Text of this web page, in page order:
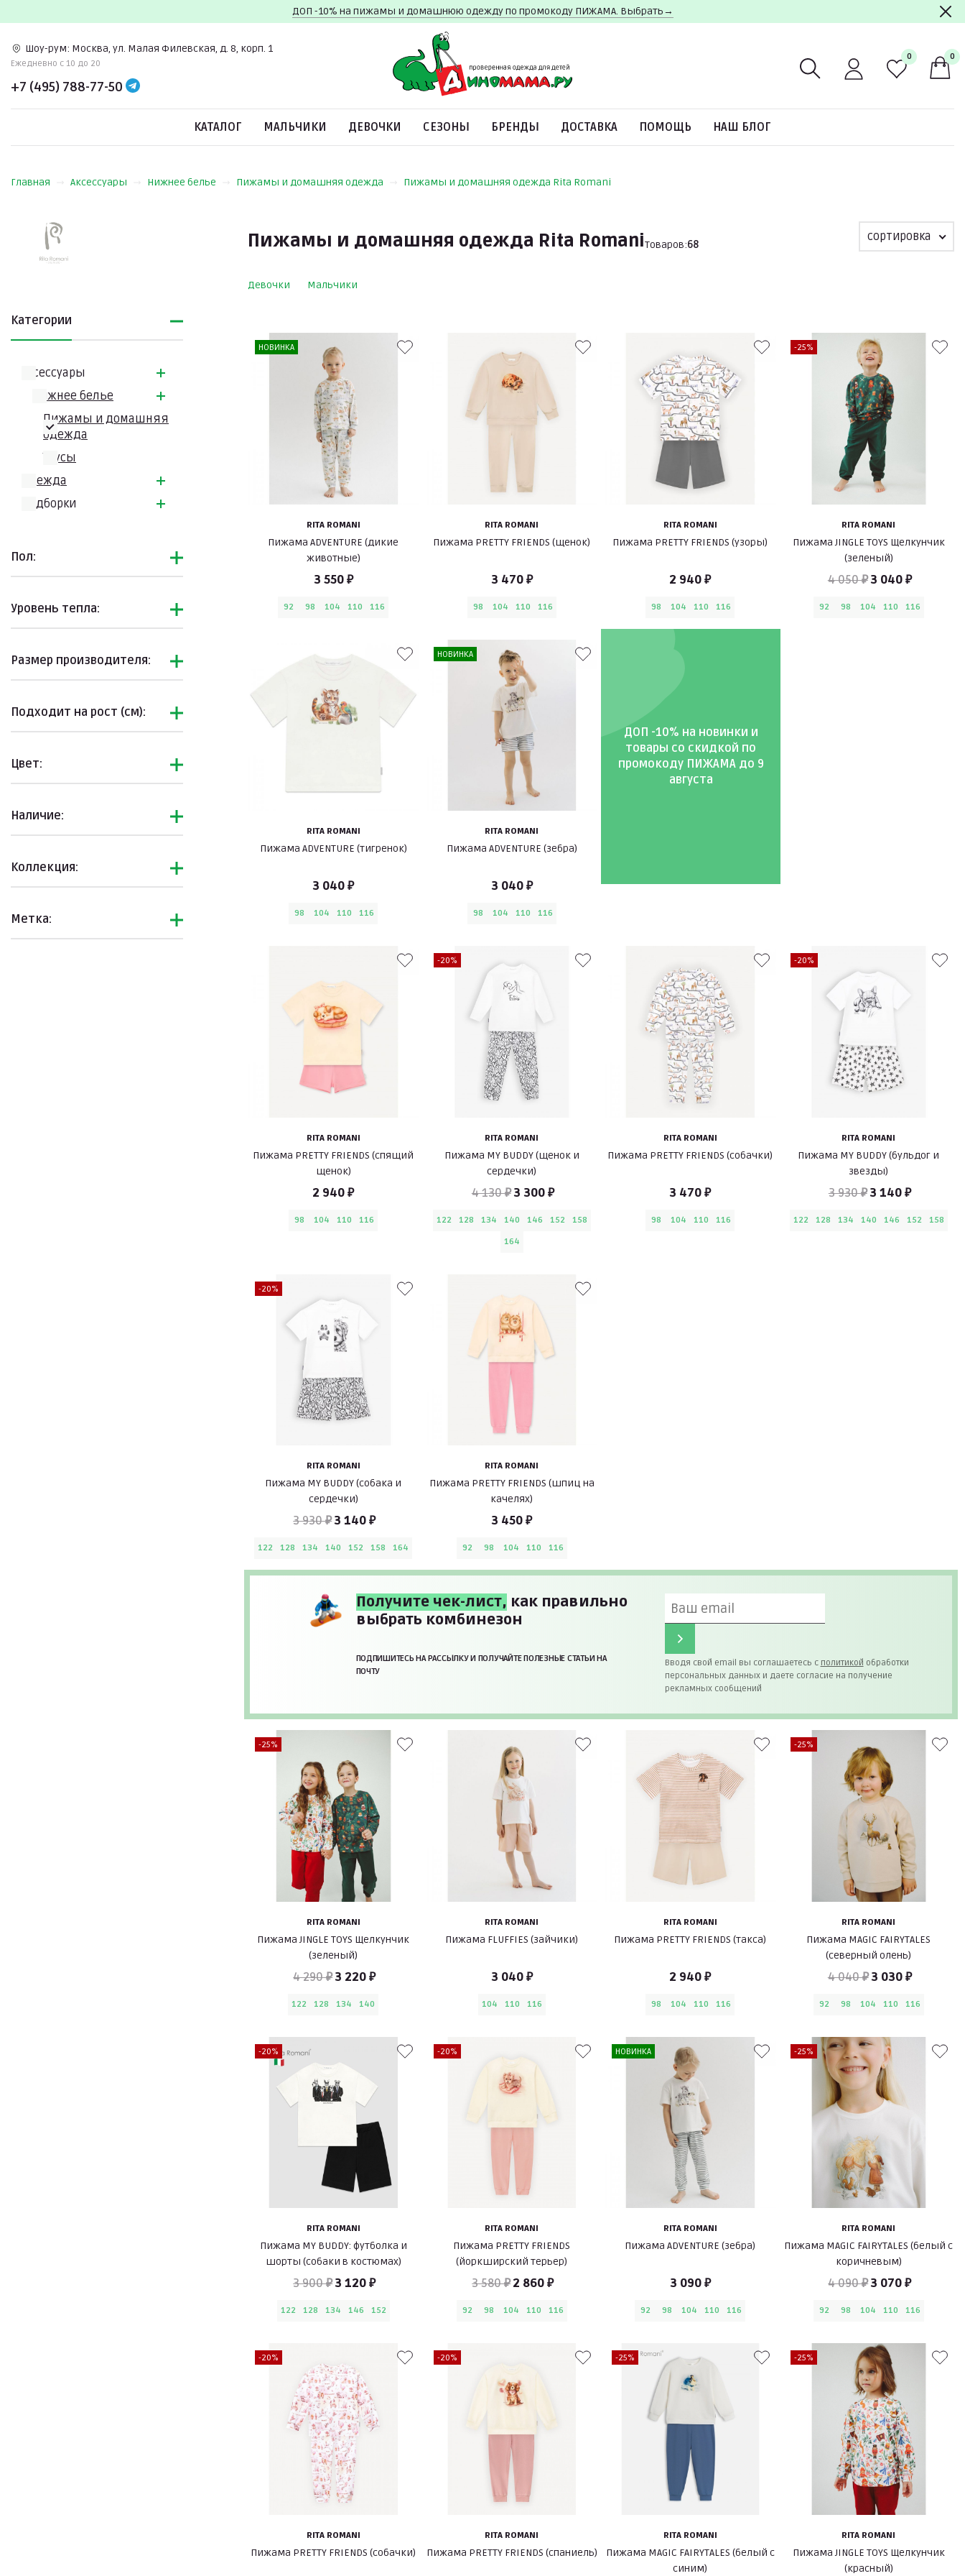
ДОП -10% на пижамы и домашнюю одежду по промокоду ПИЖАМА. Выбрать→
Шоу-рум: Москва, ул. Малая Филевская, д. 8, корп. 1
Ежедневно c 10 до 20
+7 (495) 788-77-50
0 0
КАТАЛОГ МАЛЬЧИКИ ДЕВОЧКИ СЕЗОНЫ БРЕНДЫ ДОСТАВКА ПОМОЩЬ НАШ БЛОГ
Главная Аксессуары Нижнее белье Пижамы и домашняя одежда Пижамы и домашняя одежда Rita Romani
Категории
Аксессуары
Нижнее белье
Пижамы и домашняя
одежда
Трусы
Одежда
Подборки
Пол:
Уровень тепла:
Размер производителя:
Подходит на рост (см):
Цвет:
Наличие:
Коллекция:
Метка:
Пижамы и домашняя одежда Rita RomaniТоваров:68
сортировка
Девочки Мальчики
НОВИНКА
RITA ROMANI
Пижама ADVENTURE (дикие
животные)
3 550 ₽
92 98 104 110 116
RITA ROMANI
Пижама PRETTY FRIENDS (щенок)
3 470 ₽
98 104 110 116
RITA ROMANI
Пижама PRETTY FRIENDS (узоры)
2 940 ₽
98 104 110 116
-25%
RITA ROMANI
Пижама JINGLE TOYS Щелкунчик
(зеленый)
4 050 ₽3 040 ₽
92 98 104 110 116
RITA ROMANI
Пижама ADVENTURE (тигренок)
3 040 ₽
98 104 110 116
НОВИНКА
RITA ROMANI
Пижама ADVENTURE (зебра)
3 040 ₽
98 104 110 116
ДОП -10% на новинки и
товары со скидкой по
промокоду ПИЖАМА до 9
августа
RITA ROMANI
Пижама PRETTY FRIENDS (спящий
щенок)
2 940 ₽
98 104 110 116
-20%
RITA ROMANI
Пижама MY BUDDY (щенок и
сердечки)
4 130 ₽3 300 ₽
122 128 134 140 146 152
158
164
RITA ROMANI
Пижама PRETTY FRIENDS (собачки)
3 470 ₽
98 104 110 116
-20%
RITA ROMANI
Пижама MY BUDDY (бульдог и
звезды)
3 930 ₽3 140 ₽
122 128 134 140 146 152 158
-20%
RITA ROMANI
Пижама MY BUDDY (собака и
сердечки)
3 930 ₽3 140 ₽
122 128 134 140 152 158 164
RITA ROMANI
Пижама PRETTY FRIENDS (шпиц на
качелях)
3 450 ₽
92 98 104 110 116
Получите чек-лист, как правильно
выбрать комбинезон
ПОДПИШИТЕСЬ НА РАССЫЛКУ И ПОЛУЧАЙТЕ ПОЛЕЗНЫЕ СТАТЬИ НА
ПОЧТУ
Вводя свой email вы соглашаетесь с политикой обработки
персональных данных и даете согласие на получение
рекламных сообщений
-25%
RITA ROMANI
Пижама JINGLE TOYS Щелкунчик
(зеленый)
4 290 ₽3 220 ₽
122 128 134 140
RITA ROMANI
Пижама FLUFFIES (зайчики)
3 040 ₽
104 110 116
RITA ROMANI
Пижама PRETTY FRIENDS (такса)
2 940 ₽
98 104 110 116
-25%
RITA ROMANI
Пижама MAGIC FAIRYTALES
(северный олень)
4 040 ₽3 030 ₽
92 98 104 110 116
-20%
RITA ROMANI
Пижама MY BUDDY: футболка и
шорты (собаки в костюмах)
3 900 ₽3 120 ₽
122 128 134 146 152
-20%
RITA ROMANI
Пижама PRETTY FRIENDS
(йоркширский терьер)
3 580 ₽2 860 ₽
92 98 104 110 116
НОВИНКА
RITA ROMANI
Пижама ADVENTURE (зебра)
3 090 ₽
92 98 104 110 116
-25%
RITA ROMANI
Пижама MAGIC FAIRYTALES (белый с
коричневым)
4 090 ₽3 070 ₽
92 98 104 110 116
-20%
RITA ROMANI
Пижама PRETTY FRIENDS (собачки)
-20%
RITA ROMANI
Пижама PRETTY FRIENDS (спаниель)
-25%
RITA ROMANI
Пижама MAGIC FAIRYTALES (белый с
синим)
-25%
RITA ROMANI
Пижама JINGLE TOYS Щелкунчик
(красный)